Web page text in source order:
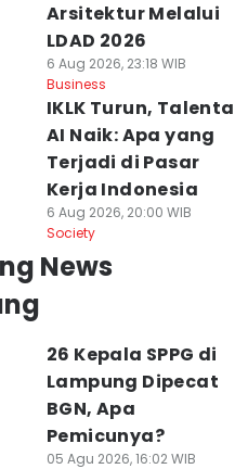
Arsitektur Melalui
LDAD 2026
6 Aug 2026, 23:18 WIB
Business
IKLK Turun, Talenta
AI Naik: Apa yang
Terjadi di Pasar
Kerja Indonesia
6 Aug 2026, 20:00 WIB
Society
News
26 Kepala SPPG di
Lampung Dipecat
BGN, Apa
Pemicunya?
05 Agu 2026, 16:02 WIB